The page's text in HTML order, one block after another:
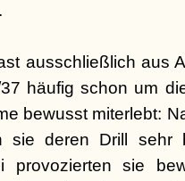
ausschließlich aus
häufig schon um
bewusst miterlebt:
sie deren Drill
provozierten sie